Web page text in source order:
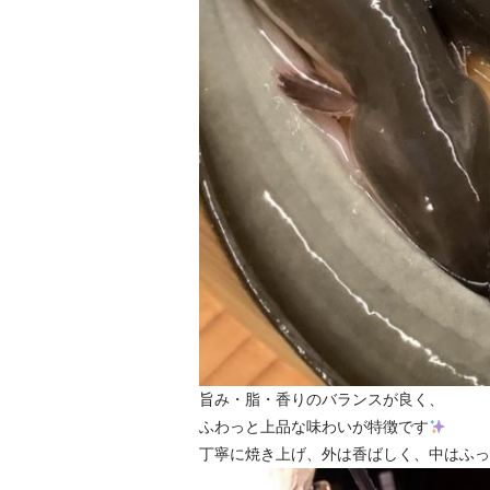
旨み・脂・香りのバランスが良く、
ふわっと上品な味わいが特徴です
丁寧に焼き上げ、外は香ばしく、中はふ